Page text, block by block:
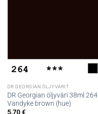
DR GEORGIAN ÖLJYVÄRIT
DR Georgian öljyväri 38ml 264
Vandyke brown (hue)
5,70€